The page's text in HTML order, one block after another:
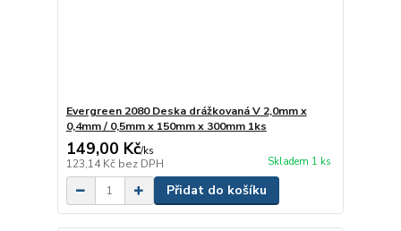
Evergreen 2080 Deska drážkovaná V 2,0mm x
0,4mm / 0,5mm x 150mm x 300mm 1ks
149,00 Kč/ks
123,14 Kč bez DPH Skladem 1 ks
Přidat do košíku